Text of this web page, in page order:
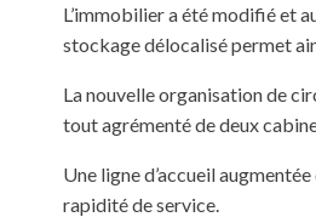
L’immobilier a été modifié et
stockage délocalisé permet
La nouvelle organisation de
tout agrémenté de deux
Une ligne d’accueil
rapidité de service.